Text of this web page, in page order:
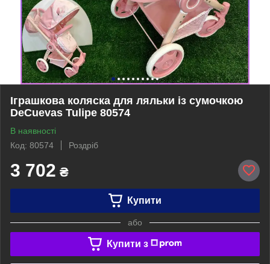
Іграшкова коляска для ляльки із сумочкою
DeCuevas Tulipe 80574
В наявності
Код: 80574
Роздріб
3 702 ₴
Купити
або
Купити з